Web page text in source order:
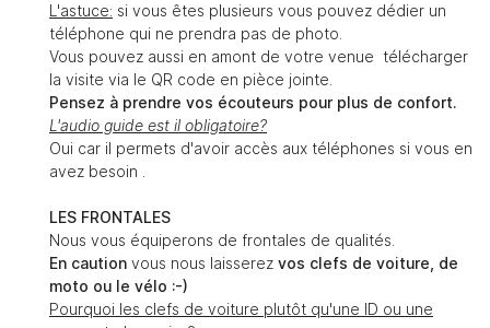
L'astuce: si vous êtes plusieurs vous pouvez dédier un
téléphone qui ne prendra pas de photo.
Vous pouvez aussi en amont de votre venue télécharger
la visite via le QR code en pièce jointe.
Pensez à prendre vos écouteurs pour plus de confort.
L'audio guide est il obligatoire?
Oui car il permets d'avoir accès aux téléphones si vous en
avez besoin .
LES FRONTALES
Nous vous équiperons de frontales de qualités.
En caution vous nous laisserez vos clefs de voiture, de
moto ou le vélo :-)
Pourquoi les clefs de voiture plutôt qu'une ID ou une